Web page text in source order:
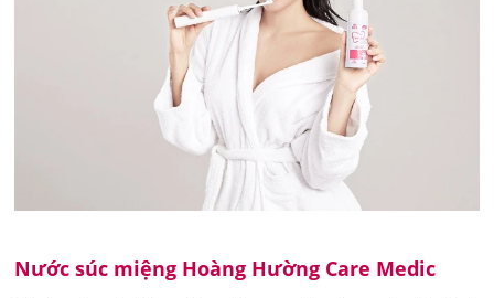
Nước súc miệng Hoàng Hường Care Medic